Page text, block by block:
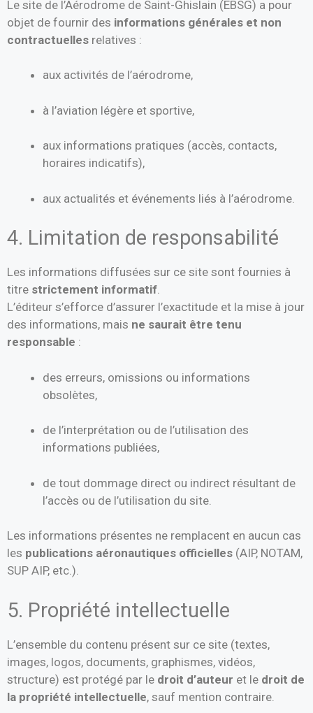
Le site de l’Aérodrome de Saint-Ghislain (EBSG) a pour
objet de fournir des informations générales et non
contractuelles relatives :
aux activités de l’aérodrome,
à l’aviation légère et sportive,
aux informations pratiques (accès, contacts,
horaires indicatifs),
aux actualités et événements liés à l’aérodrome.
4. Limitation de responsabilité
Les informations diffusées sur ce site sont fournies à
titre strictement informatif.
L’éditeur s’efforce d’assurer l’exactitude et la mise à jour
des informations, mais ne saurait être tenu
responsable :
des erreurs, omissions ou informations
obsolètes,
de l’interprétation ou de l’utilisation des
informations publiées,
de tout dommage direct ou indirect résultant de
l’accès ou de l’utilisation du site.
Les informations présentes ne remplacent en aucun cas
les publications aéronautiques officielles (AIP, NOTAM,
SUP AIP, etc.).
5. Propriété intellectuelle
L’ensemble du contenu présent sur ce site (textes,
images, logos, documents, graphismes, vidéos,
structure) est protégé par le droit d’auteur et le droit de
la propriété intellectuelle, sauf mention contraire.